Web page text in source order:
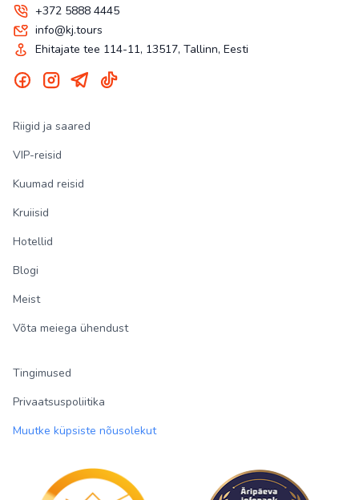
+372 5888 4445
info@kj.tours
Ehitajate tee 114-11, 13517, Tallinn, Eesti
Riigid ja saared
VIP-reisid
Kuumad reisid
Kruiisid
Hotellid
Blogi
Meist
Võta meiega ühendust
Tingimused
Privaatsuspoliitika
Muutke küpsiste nõusolekut